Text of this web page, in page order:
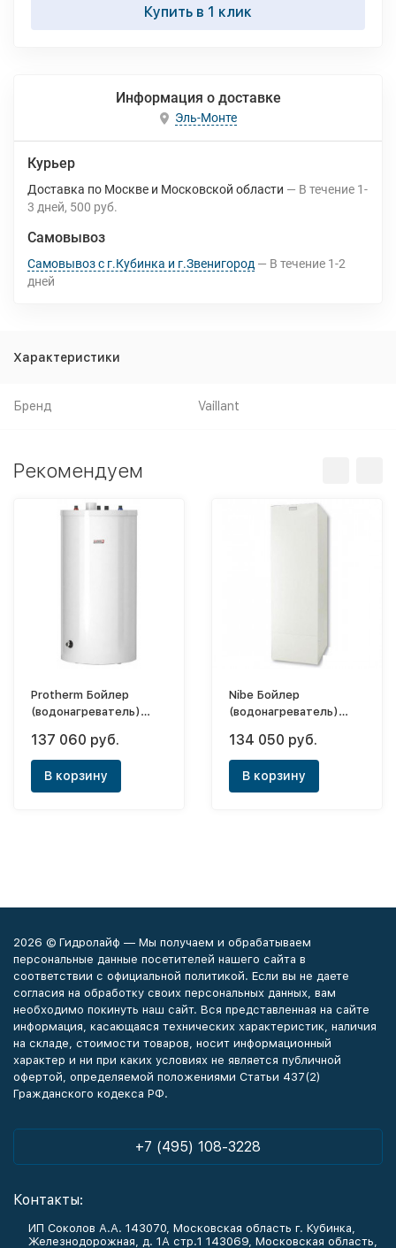
Купить в 1 клик
Информация о доставке
Эль-Монте
Курьер
Доставка по Москве и Московской области В течение 1-
3 дней 500 руб.
Самовывоз
Самовывоз с г.Кубинка и г.Звенигород В течение 1-2
дней
Характеристики
Бренд Vaillant
Рекомендуем
Protherm Бойлер
(водонагреватель)
200/6 BM
137 060 руб.
В корзину
Nibe Бойлер
(водонагреватель)
Solar 300 X
134 050 руб.
В корзину
2026 © Гидролайф — Мы получаем и обрабатываем
персональные данные посетителей нашего сайта в
соответствии с официальной политикой. Если вы не даете
согласия на обработку своих персональных данных, вам
необходимо покинуть наш сайт. Вся представленная на сайте
информация, касающаяся технических характеристик, наличия
на складе, стоимости товаров, носит информационный
характер и ни при каких условиях не является публичной
офертой, определяемой положениями Статьи 437(2)
Гражданского кодекса РФ.
+7 (495) 108-3228
Контакты:
ИП Соколов А.А. 143070, Московская область г. Кубинка,
Железнодорожная, д. 1А стр.1 143069, Московская область,